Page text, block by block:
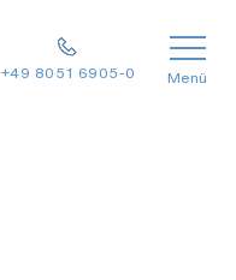
+49 8051 6905-0 Menü